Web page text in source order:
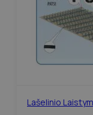
Lašelinio